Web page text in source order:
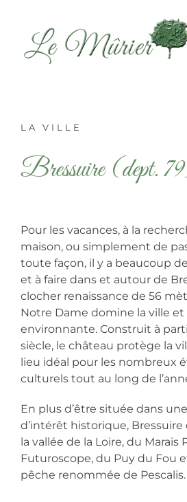
content
LA VILLE
Bressuire (dept.
Pour les vacances, à la
maison, ou simplement de
toute façon, il y a beaucoup
et à faire dans et autour de
clocher renaissance de 56
Notre Dame domine la ville
environnante. Construit à
siècle, le château protège la
lieu idéal pour les nombreux
culturels tout au long de
En plus d’être située dans
d’intérêt historique,
la vallée de la Loire, du Marais
Futuroscope, du Puy du Fou
pêche renommée de Pescalis.